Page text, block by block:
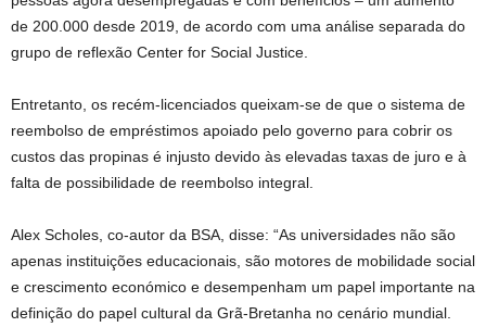
de 200.000 desde 2019, de acordo com uma análise separada do
grupo de reflexão Center for Social Justice.
Entretanto, os recém-licenciados queixam-se de que o sistema de
reembolso de empréstimos apoiado pelo governo para cobrir os
custos das propinas é injusto devido às elevadas taxas de juro e à
falta de possibilidade de reembolso integral.
Alex Scholes, co-autor da BSA, disse: “As universidades não são
apenas instituições educacionais, são motores de mobilidade social
e crescimento económico e desempenham um papel importante na
definição do papel cultural da Grã-Bretanha no cenário mundial.